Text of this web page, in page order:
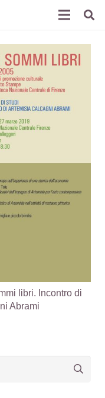
libri. Incontro di
Abrami